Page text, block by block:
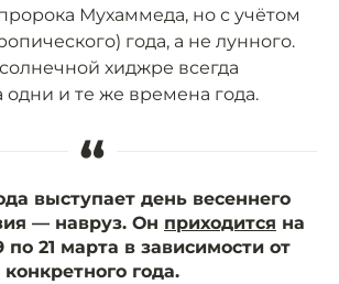
Мухаммеда, но с учётом
года, а не лунного.
хиджре всегда
одни и те же времена года.
“
выступает день весеннего
— навруз. Он приходится на
по 21 марта в зависимости от
конкретного года.